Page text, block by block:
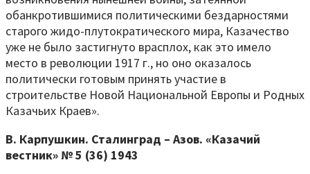
обанкротившимися политическими бездарностями
старого жидо-плутократического мира, Казачество
уже не было застигнуто врасплох, как это имело
место в революции 1917 г., но оно оказалось
политически готовым принять участие в
строительстве Новой Национальной Европы и Родных
Казачьих Краев».
В. Карпушкин. Сталинград – Азов. «Казачий
вестник» № 5 (36) 1943